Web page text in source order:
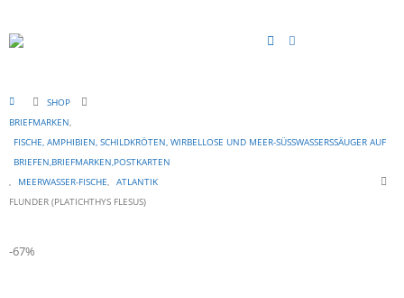
SHOP
BRIEFMARKEN,
FISCHE, AMPHIBIEN, SCHILDKRÖTEN, WIRBELLOSE UND MEER-SÜSSWASSERSSÄUGER AUF B
RIEFEN,BRIEFMARKEN,POSTKARTEN
,
MEERWASSER-FISCHE, ATLANTIK
FLUNDER (PLATICHTHYS FLESUS)
-67%